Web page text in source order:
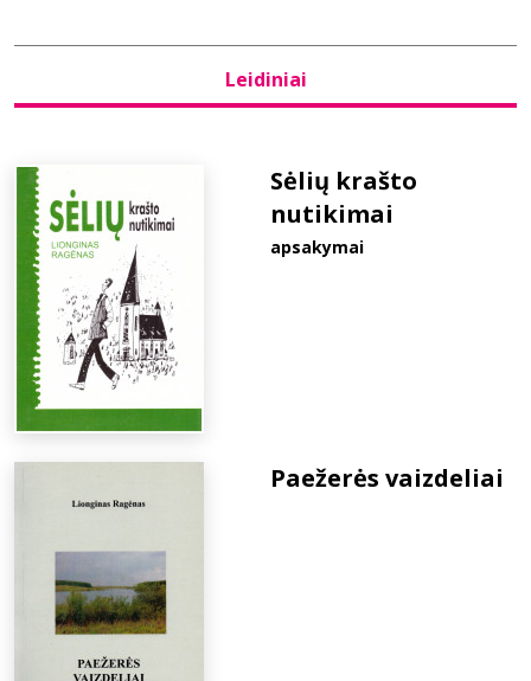
Naujienos
Bibliotekoms
D.U.K.
Leidiniai
Sėlių krašto
nutikimai
apsakymai
Paežerės vaizdeliai